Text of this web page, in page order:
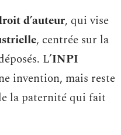
d’auteur, qui vise
, centrée sur la
L’INPI
invention, mais reste
la paternité qui fait